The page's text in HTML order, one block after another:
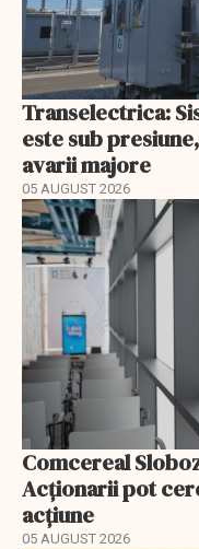
Transelectrica:
este sub
avarii majore
05 AUGUST 2026
Comcereal
Acționarii pot
acțiune
05 AUGUST 2026